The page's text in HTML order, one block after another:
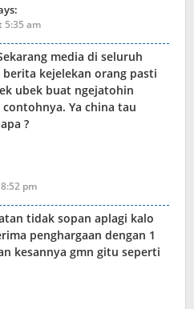
5:35 am
media di seluruh
kejelekan orang pasti
ubek buat ngejatohin
Ya china tau
?
pm
tidak sopan aplagi kalo
penghargaan dengan 1
kesannya gmn gitu seperti